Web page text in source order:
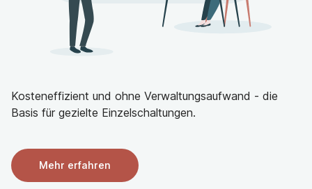
Stellenangebot und Perspektiven
Ihre Vorteile
Kantonales Spital mit hohen Qualitäts- und
Leistungsstandards
Kosteneffizient und ohne Verwaltungsaufwand - die
Basis für gezielte Einzelschaltungen.
Mehr erfahren